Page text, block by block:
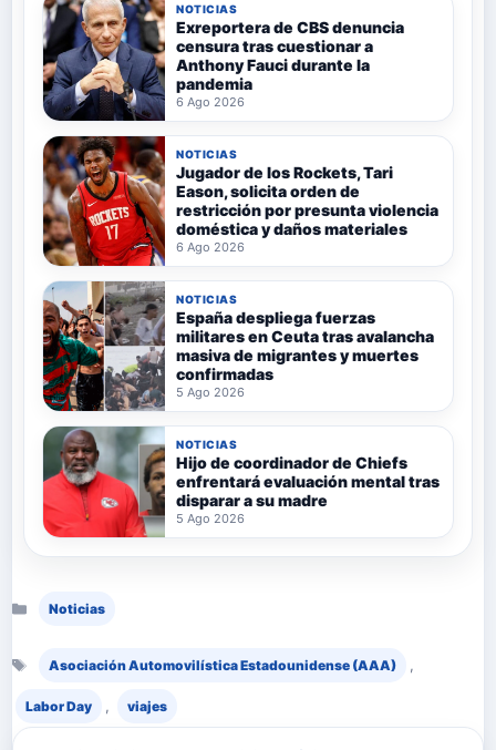
NOTICIAS
Exreportera de CBS denuncia
censura tras cuestionar a
Anthony Fauci durante la
pandemia
6 Ago 2026
NOTICIAS
Jugador de los Rockets, Tari
Eason, solicita orden de
restricción por presunta violencia
doméstica y daños materiales
6 Ago 2026
NOTICIAS
España despliega fuerzas
militares en Ceuta tras avalancha
masiva de migrantes y muertes
confirmadas
5 Ago 2026
NOTICIAS
Hijo de coordinador de Chiefs
enfrentará evaluación mental tras
disparar a su madre
5 Ago 2026
Noticias
Asociación Automovilística Estadounidense (AAA) ,
Labor Day , viajes